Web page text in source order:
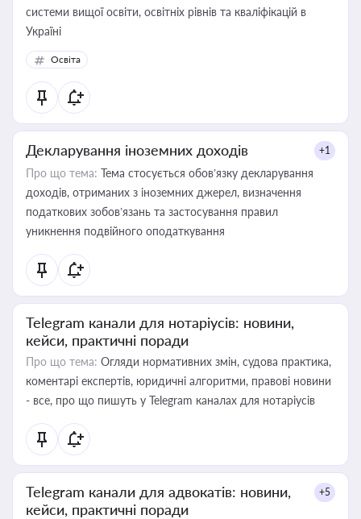
системи вищої освіти, освітніх рівнів та кваліфікацій в
Україні
Освіта
Декларування іноземних доходів +1
Про що тема: Тема стосується обов’язку декларування
доходів, отриманих з іноземних джерел, визначення
податкових зобов’язань та застосування правил
уникнення подвійного оподаткування
Telegram канали для нотаріусів: новини,
кейси, практичні поради
Про що тема: Огляди нормативних змін, судова практика,
коментарі експертів, юридичні алгоритми, правові новини
- все, про що пишуть у Telegram каналах для нотаріусів
Telegram канали для адвокатів: новини,
кейси, практичні поради
+5